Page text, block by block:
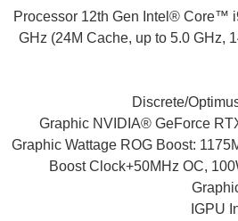
Processor 12th Gen Intel® Core™
GHz (24M Cache, up to 5.0 GHz,
Discrete/
Graphic NVIDIA® GeForce
Graphic Wattage ROG Boost:
Boost Clock+50MHz OC,
IGPU